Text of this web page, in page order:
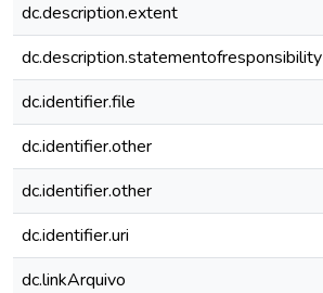
dc.description.extent
dc.description.statementofresponsibility
dc.identifier.file
dc.identifier.other
dc.identifier.other
dc.identifier.uri
dc.linkArquivo